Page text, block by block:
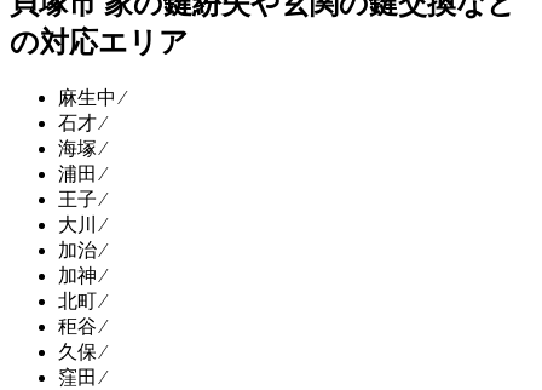
の対応エリア
麻生中 ⁄
石才 ⁄
海塚 ⁄
浦田 ⁄
王子 ⁄
大川 ⁄
加治 ⁄
加神 ⁄
北町 ⁄
秬谷 ⁄
久保 ⁄
窪田 ⁄